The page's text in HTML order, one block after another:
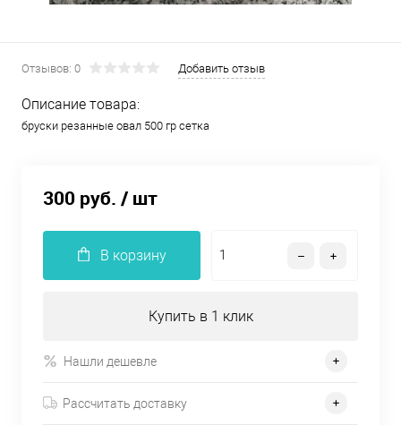
Отзывов: 0 Добавить отзыв
Описание товара:
бруски резанные овал 500 гр сетка
300 руб. / шт
В корзину
Купить в 1 клик
Нашли дешевле
Рассчитать доставку